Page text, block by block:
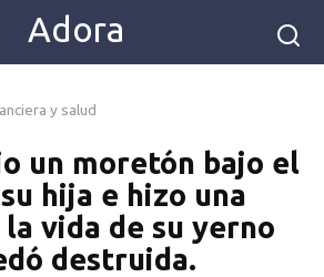
Adora
y salud
un moretón bajo el
hija e hizo una
vida de su yerno
destruida.